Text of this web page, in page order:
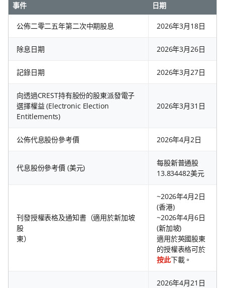
事件 日期
公佈二零二五年第二次中期股息 2026年3月18日
除息日期 2026年3月26日
記錄日期 2026年3月27日
向透過CREST持有股份的股東派發電子
選擇權益 (Electronic Election
Entitlements)
2026年3月31日
公佈代息股份參考價 2026年4月2日
代息股份參考價 (美元)
每股新普通股
13.834482美元
刊發授權表格及通知書（適用於新加坡
股
東）
~2026年4月2日
(香港)
~2026年4月6日
(新加坡)
適用於英國股東
的授權表格可於
按此下載。
2026年4月21日